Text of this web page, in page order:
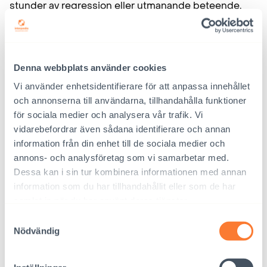
Denna webbplats använder cookies
Vi använder enhetsidentifierare för att anpassa innehållet
och annonserna till användarna, tillhandahålla funktioner
för sociala medier och analysera vår trafik. Vi
vidarebefordrar även sådana identifierare och annan
information från din enhet till de sociala medier och
annons- och analysföretag som vi samarbetar med.
Dessa kan i sin tur kombinera informationen med annan
information som du har tillhandahållit eller som de har
Nödvändig
stunder av regression eller utmanande beteende,
såsom ilska, retirering eller känsloutbrott. Ett sådant
Lyssna till barnets känslor, klä dem i ord och bekräfta
genom att medreglera barnets förmåga till
självreglering.
4. Terapeutiskt föräldraskap
Förbered dig på terapeutiskt föräldraskap som
stöttar barn som upplevt trauma. Till terapeutiskt
barns individuella behov och att möta dessa behov
med empati och tålamod. Det krävs kontinuerligt